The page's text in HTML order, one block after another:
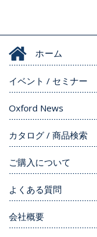
ホーム
イベント / セミナー
Oxford News
カタログ / 商品検索
ご購入について
よくある質問
会社概要